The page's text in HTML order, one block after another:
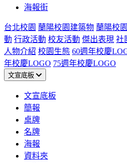
海報街
台北校園 蘭陽校園建築物 蘭陽校
動 行政活動 校友活動 傑出表現 社
人物介紹 校園生態 60週年校慶
年校慶LOGO 75週年校慶LOGO
文宣底板
文宣底板
簡報
桌牌
名牌
海報
資料夾